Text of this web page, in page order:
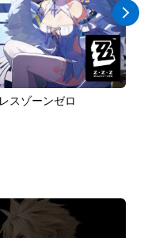
スゾーンゼロ